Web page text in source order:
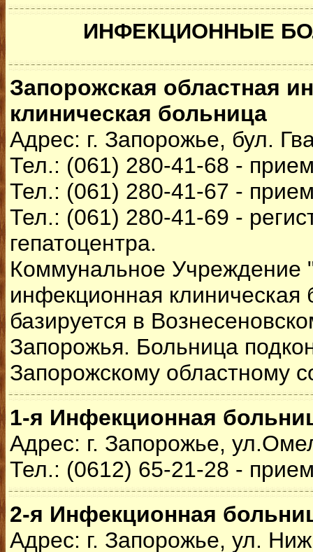
ИНФЕКЦИОННЫЕ
Запорожская областная
клиническая больница
Адрес: г. Запорожье, бул.
Тел.: (061) 280-41-68 -
Тел.: (061) 280-41-67 -
Тел.: (061) 280-41-69 -
гепатоцентра.
Коммунальное Учреждение
инфекционная клиническая
базируется в
Запорожья. Больница
Запорожскому областному
1-я Инфекционная
Адрес: г. Запорожье,
Тел.: (0612) 65-21-28 -
2-я Инфекционная
Адрес: г. Запорожье, ул.